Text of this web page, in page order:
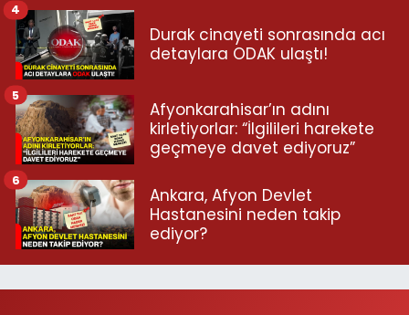
Durak cinayeti sonrasında acı
detaylara ODAK ulaştı!
4
Afyonkarahisar’ın adını
kirletiyorlar: “İlgilileri harekete
geçmeye davet ediyoruz”
5
Ankara, Afyon Devlet
Hastanesini neden takip
ediyor?
6